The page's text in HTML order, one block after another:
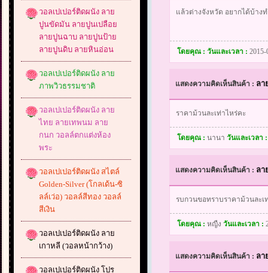
วอลเปเปอร์ติดผนัง ลาย
ปูนขัดมัน ลายปูนเปลือย
ลายปูนฉาบ ลายปูนป้าย
ลายปูนดิบ ลายหินอ่อน
วอลเปเปอร์ติดผนัง ลาย
ภาพวิวธรรมชาติ
วอลเปเปอร์ติดผนัง ลาย
ไทย ลายเทพนม ลาย
กนก วอลล์ตกแต่งห้อง
พระ
วอลเปเปอร์ติดผนัง สไตล์
Golden-Silver (โกลเด้น-ซิ
ลล์เว่อ) วอลล์สีทอง วอลล์
สีเงิน
วอลเปเปอร์ติดผนัง ลาย
เกาหลี (วอลหน้ากว้าง)
วอลเปเปอร์ติดผนัง โปร
แล้วต่างจังหวัด อยากได้บ้าง
โดยคุณ : วันและเวลา :
แสดงความคิดเห็นสินค้า : ลา
ราคาม้วนละเท่าไหร่คะ
โดยคุณ : นานา วันและเวลา
แสดงความคิดเห็นสินค้า : ลา
รบกวนขอทราบราคาม้วนละ
โดยคุณ : หญืง วันและเวลา :
แสดงความคิดเห็นสินค้า : ลา